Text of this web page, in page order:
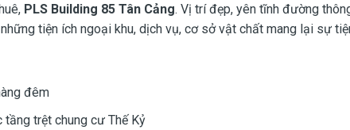
PLS Building 85 Tân Cảng. Vị trí đẹp, yên tĩnh đường
tiện ích ngoại khu, dịch vụ, cơ sở vật chất mang lại sự
đêm
trệt chung cư Thế Kỷ